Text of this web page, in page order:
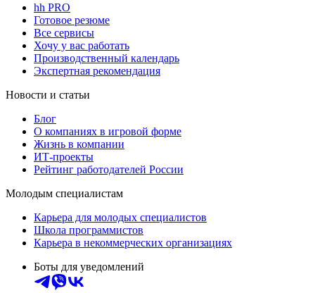
hh PRO
Готовое резюме
Все сервисы
Хочу у вас работать
Производственный календарь
Экспертная рекомендация
Новости и статьи
Блог
О компаниях в игровой форме
Жизнь в компании
ИТ-проекты
Рейтинг работодателей России
Молодым специалистам
Карьера для молодых специалистов
Школа программистов
Карьера в некоммерческих организациях
Боты для уведомлений